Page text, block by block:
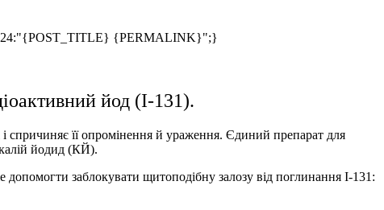
{PERMALINK}";}
йод (I-131).
спричиняє її опромінення й ураження. Єдиний препарат для
йодид (КЙ).
заблокувати щитоподібну залозу від поглинання І-131: